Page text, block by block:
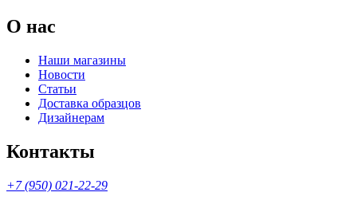
О нас
Наши магазины
Новости
Статьи
Доставка образцов
Дизайнерам
Контакты
+7 (950) 021-22-29